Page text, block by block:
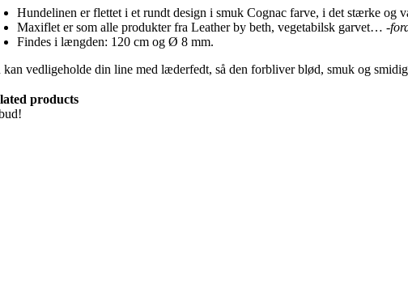
Hundelinen er flettet i et rundt design i smuk Cognac farve, i det stærke og
Maxiflet er som alle produkter fra Leather by beth, vegetabilsk garvet…-
Findes i længden: 120 cm og Ø 8 mm.
kan vedligeholde din line med læderfedt, så den forbliver blød, smuk og
products